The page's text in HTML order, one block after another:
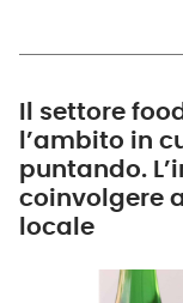
Il settore
l’ambito in
puntando.
coinvolgere
locale